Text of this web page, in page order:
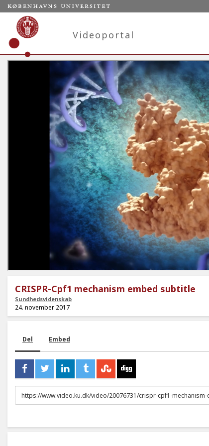
Videoportal
CRISPR-Cpf1 mechanism embed subtitle
Sundhedsvidenskab
24. november 2017
Del Embed
URL
to